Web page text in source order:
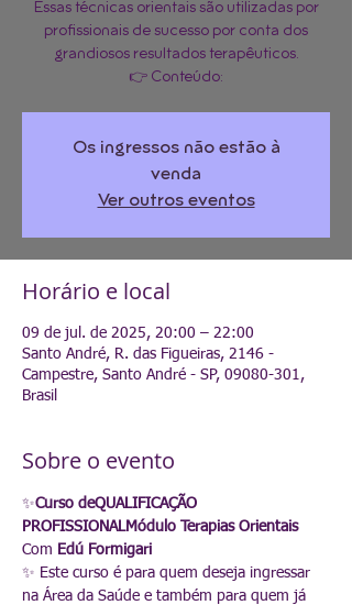
Essas técnicas orientais são utilizadas por
profissionais de sucesso por conta dos
grandiosos resultados terapêuticos.
Os ingressos não estão à
venda
Ver outros eventos
Horário e local
09 de jul. de 2025, 20:00 – 22:00
Santo André, R. das Figueiras, 2146 -
Campestre, Santo André - SP, 09080-301,
Brasil
Sobre o evento
✨Curso deQUALIFICAÇÃO
PROFISSIONALMódulo Terapias Orientais
Com Edú Formigari
✨ Este curso é para quem deseja ingressar
na Área da Saúde e também para quem já